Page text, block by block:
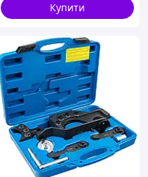
Купити